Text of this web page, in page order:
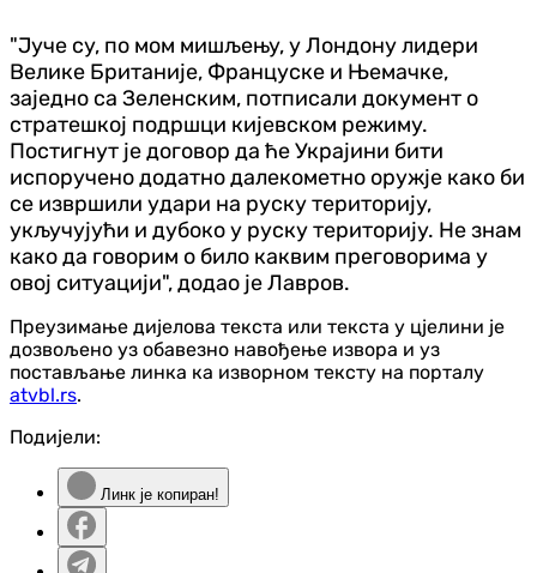
"Јуче су, по мом мишљењу, у Лондону лидери
Велике Британије, Француске и Њемачке,
заједно са Зеленским, потписали документ о
стратешкој подршци кијевском режиму.
Постигнут је договор да ће Украјини бити
испоручено додатно далекометно оружје како би
се извршили удари на руску територију,
укључујући и дубоко у руску територију. Не знам
како да говорим о било каквим преговорима у
овој ситуацији", додао је Лавров.
Преузимање дијелова текста или текста у цјелини је
дозвољено уз обавезно навођење извора и уз
постављање линка ка изворном тексту на порталу
atvbl.rs.
Подијели:
Линк је копиран!